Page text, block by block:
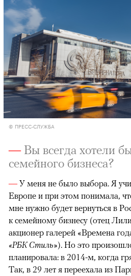
© ПРЕСС-СЛУЖБА
—Вы всегда хотели
семейного бизнеса?
— У меня не было выбора. Я
Европе и при этом понимала,
мне нужно будет вернуться в
к семейному бизнесу (отец
акционер галерей «Времена
«РБК Стиль»). Но это
планировала: в 2014-м, когда
Так, в 29 лет я переехала из